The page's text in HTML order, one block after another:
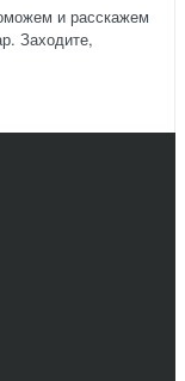
и расскажем
Заходите,